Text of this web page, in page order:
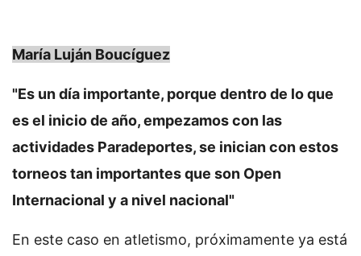
María Luján Boucíguez
"Es un día importante, porque dentro de lo que
es el inicio de año, empezamos con las
actividades Paradeportes, se inician con estos
torneos tan importantes que son Open
Internacional y a nivel nacional"
En este caso en atletismo, próximamente ya está